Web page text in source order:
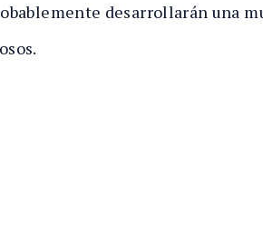
desarrollarán una